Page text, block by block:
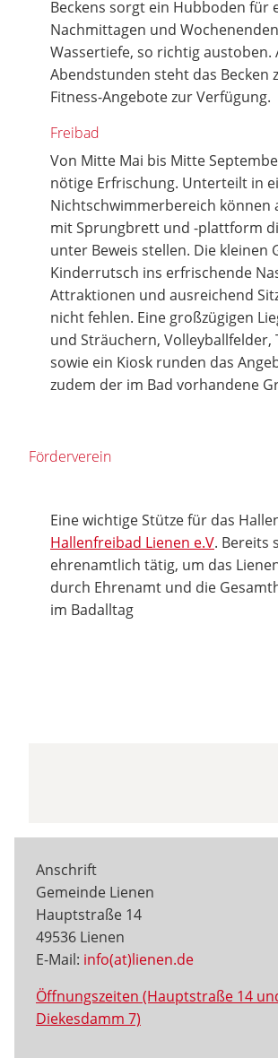
Beckens sorgt ein Hubboden für
Nachmittagen und
Wassertiefe, so richtig
Abendstunden steht das
Fitness-Angebote zur Verfügung.
Freibad
Von Mitte Mai bis Mitte
nötige Erfrischung. Unterteilt in
Nichtschwimmerbereich
mit Sprungbrett und -plattform
unter Beweis stellen. Die kleinen
Kinderrutsch ins erfrischende
Attraktionen und ausreichend
nicht fehlen. Eine großzügigen
und Sträuchern,
sowie ein Kiosk runden das
zudem der im Bad vorhandene
Förderverein
Eine wichtige Stütze für das
Hallenfreibad Lienen e.V. Bereits
ehrenamtlich tätig, um das
durch Ehrenamt und die
im Badalltag
Anschrift
Gemeinde Lienen
Hauptstraße 14
49536 Lienen
E-Mail: info(at)lienen.de
Öffnungszeiten (Hauptstraße 14
Diekesdamm 7)